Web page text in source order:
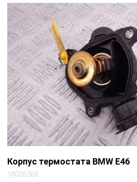
Корпус термостата BMW E46
18026360